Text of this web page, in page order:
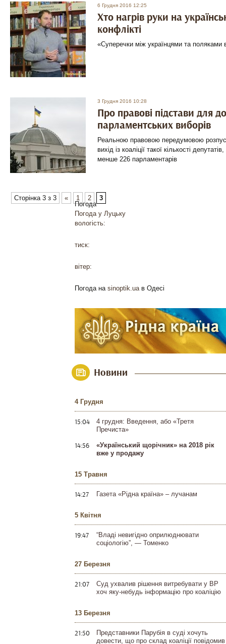
6 Грудня 2016 12:25
Хто нагрів руки на
конфлікті
«Суперечки між українцями та поляками
3 Грудня 2016 10:28
Про правові підстави для
парламентських виборів
Реальною правовою передумовою
вихід із коаліції такої кількості
менше 226 парламентарів
Сторінка 3 з 3 « 1 2
3
Погода
Погода у Луцьку
вологість:
тиск:
вітер:
Погода на sinoptik.uaв Одесі
Новини
4 Грудня
15:04
4 грудня: Введення, або «Третя
Пречиста»
14:56
«Український щорічник» на 2018 рік
вже у продажу
15 Травня
14:27 Газета «Рідна країна» – лучанам
5 Квітня
19:47
“Владі невигідно оприлюднювати
соціологію”, — Томенко
27 Березня
21:07
Суд ухвалив рішення витребувати у ВР
хоч яку-небудь інформацію про коаліцію
13 Березня
21:50
Представники Парубія в суді хочуть
довести, що про склад коаліції повідомив